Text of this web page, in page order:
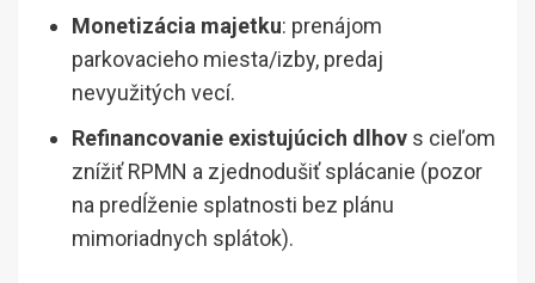
Monetizácia majetku: prenájom
parkovacieho miesta/izby, predaj
nevyužitých vecí.
Refinancovanie existujúcich dlhov s cieľom
znížiť RPMN a zjednodušiť splácanie (pozor
na predĺženie splatnosti bez plánu
mimoriadnych splátok).